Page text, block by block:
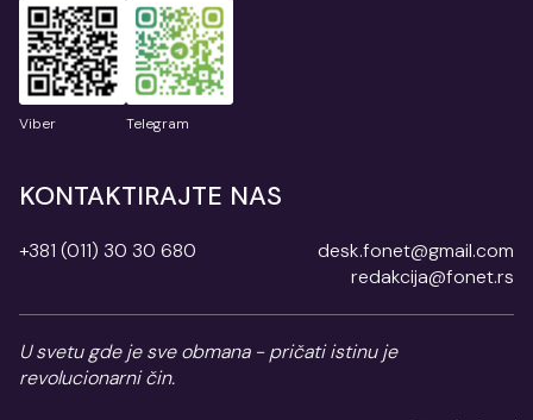
Viber Telegram
KONTAKTIRAJTE NAS
+381 (011) 30 30 680
desk.fonet@gmail.com
redakcija@fonet.rs
U svetu gde je sve obmana - pričati istinu je
revolucionarni čin.